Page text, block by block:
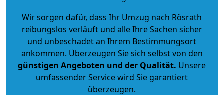
Wir sorgen dafür, dass Ihr Umzug nach Rösrath
reibungslos verläuft und alle Ihre Sachen sicher
und unbeschadet an Ihrem Bestimmungsort
ankommen. Überzeugen Sie sich selbst von den
günstigen Angeboten und der Qualität. Unsere
umfassender Service wird Sie garantiert
überzeugen.